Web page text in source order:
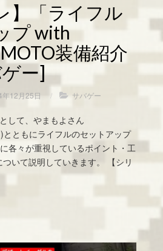
】「ライフル
プ with
装備紹介
ー]
12月25日 / サバゲー
して、やまもよさん
とともにライフルのセットアップ
各々が重視しているポイント・工
いて説明していきます。 【シリ